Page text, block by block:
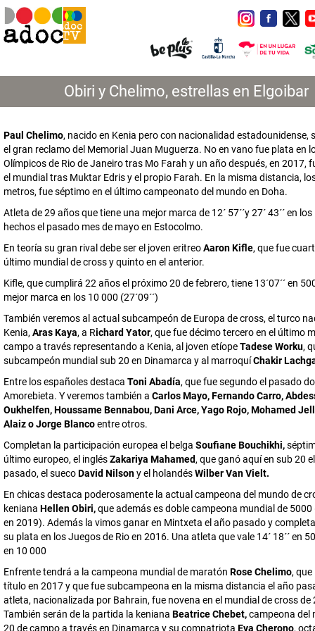
Obiri y Chelimo, estrellas en Elgoibar
Paul Chelimo, nacido en Kenia pero con nacionalidad estadounidense,
el gran reclamo del Memorial Juan Muguerza. No en vano fue plata en
Olímpicos de Rio de Janeiro tras Mo Farah y un año después, en 2017,
el mundial tras Muktar Edris y el propio Farah. En la misma distancia,
metros, fue séptimo en el último campeonato del mundo en Doha.
Atleta de 29 años que tiene una mejor marca de 12´ 57´´y 27´ 43´´ en
hechos el pasado mes de mayo en Estocolmo.
En teoría su gran rival debe ser el joven eritreoAaron Kifle, que fue
último mundial de cross y quinto en el anterior.
Kifle, que cumplirá 22 años el próximo 20 de febrero, tiene 13´07´´ en
mejor marca en los 10 000 (27´09´´)
También veremos al actual subcampeón de Europa de cross, el turco
Kenia, Aras Kaya, a Richard Yator, que fue décimo tercero en el último
campo a través representando a Kenia, al joven etíopeTadese Worku,
subcampeón mundial sub 20 en Dinamarca y al marroquíChakir
Entre los españoles destaca Toni Abadía, que fue segundo el pasado
Amorebieta. Y veremos también a Carlos Mayo, Fernando Carro,
Oukhelfen, Houssame Bennabou, Dani Arce, Yago Rojo, Mohamed
Alaiz o Jorge Blancoentre otros.
Completan la participación europea el belga Soufiane Bouchikhi,
último europeo, el inglésZakariya Mahamed, que ganó aquí en sub 20
pasado, el suecoDavid Nilsony el holandésWilber Van Vielt.
En chicas destaca poderosamente la actual campeona del mundo de
keniana Hellen Obiri,que además es doble campeona mundial de 5000
en 2019). Además la vimos ganar en Mintxeta el año pasado y
su plata en los Juegos de Rio en 2016. Una atleta que vale 14´ 18´´ en
en 10 000
Enfrente tendrá a la campeona mundial de maratón Rose Chelimo,
título en 2017 y que fue subcampeona en la misma distancia el año
atleta, nacionalizada por Bahrain, fue novena en el mundial de cross de
También serán de la partida la keniana Beatrice Chebet,campeona del
20 de campo a través en Dinamarca y su compatriota Eva Cherono,